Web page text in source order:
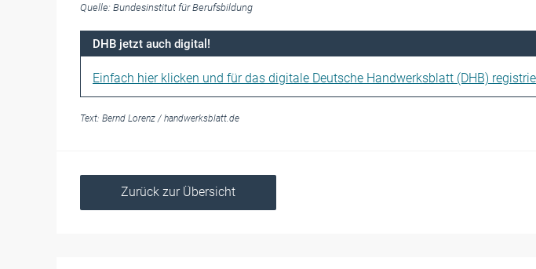
Quelle: Bundesinstitut für Berufsbildung
DHB jetzt auch digital!
Einfach hier klicken und für das digitale Deutsche Handwerksblatt (DHB)
Text: Bernd Lorenz / handwerksblatt.de
Zurück zur Übersicht